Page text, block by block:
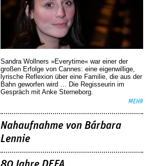
Sandra Wollners »Everytime« war einer der
großen Erfolge von Cannes: eine eigenwillige,
lyrische Reflexion über eine ­Familie, die aus der
Bahn geworfen wird … Die Regisseurin im
Gespräch mit Anke Sterneborg.
MEHR
Nahaufnahme von Bárbara
Lennie